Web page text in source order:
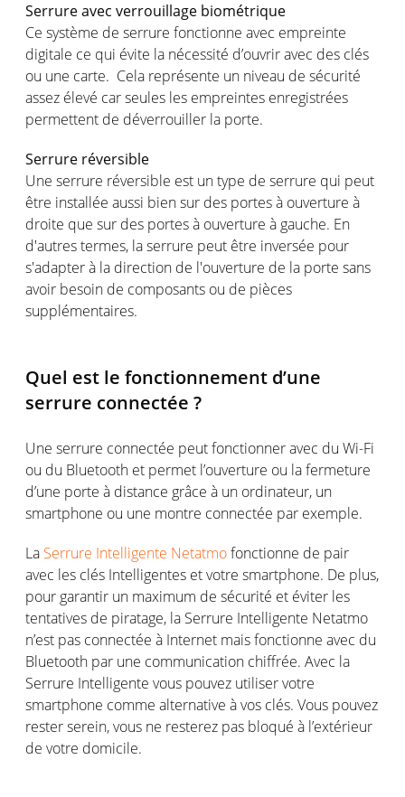
Serrure avec verrouillage biométrique
Ce système de serrure fonctionne avec empreinte
digitale ce qui évite la nécessité d’ouvrir avec des clés
ou une carte. Cela représente un niveau de sécurité
assez élevé car seules les empreintes enregistrées
permettent de déverrouiller la porte.
Serrure réversible
Une serrure réversible est un type de serrure qui peut
être installée aussi bien sur des portes à ouverture à
droite que sur des portes à ouverture à gauche. En
d'autres termes, la serrure peut être inversée pour
s'adapter à la direction de l'ouverture de la porte sans
avoir besoin de composants ou de pièces
supplémentaires.
Quel est le fonctionnement d’une
serrure connectée ?
Une serrure connectée peut fonctionner avec du Wi-Fi
ou du Bluetooth et permet l’ouverture ou la fermeture
d’une porte à distance grâce à un ordinateur, un
smartphone ou une montre connectée par exemple.
La Serrure Intelligente Netatmofonctionne de pair
avec les clés Intelligentes et votre smartphone. De plus,
pour garantir un maximum de sécurité et éviter les
tentatives de piratage, la Serrure Intelligente Netatmo
n’est pas connectée à Internet mais fonctionne avec du
Bluetooth par une communication chiffrée. Avec la
Serrure Intelligente vous pouvez utiliser votre
smartphone comme alternative à vos clés. Vous pouvez
rester serein, vous ne resterez pas bloqué à l’extérieur
de votre domicile.